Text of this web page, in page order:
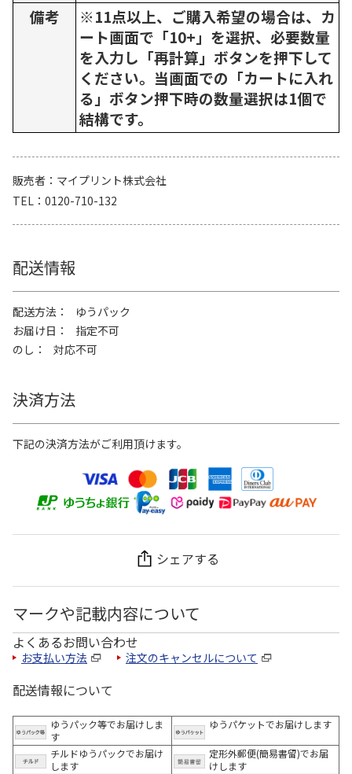
備考
※11点以上、ご購入希望の場合は、カ
ート画面で「10+」を選択、必要数量
を入力し「再計算」ボタンを押下して
ください。当画面での「カートに入れ
る」ボタン押下時の数量選択は1個で
結構です。
販売者
マイプリント株式会社
TEL
0120-710-132
配送情報
配送方法
ゆうパック
お届け日
指定不可
のし
対応不可
決済方法
下記の決済方法がご利用頂けます。
シェアする
マークや記載内容について
よくあるお問い合わせ
お支払い方法 注文のキャンセルについて
配送情報について
ゆうパック等でお届けしま
す
ゆうパケットでお届けします
チルドゆうパックでお届け
します
定形外郵便(簡易書留)でお届
けします